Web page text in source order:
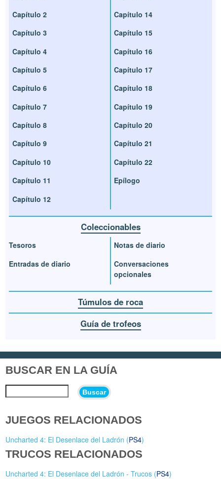
Capítulo 2
Capítulo 3
Capítulo 4
Capítulo 5
Capítulo 6
Capítulo 7
Capítulo 8
Capítulo 9
Capítulo 10
Capítulo 11
Capítulo 12
Capítulo 14
Capítulo 15
Capítulo 16
Capítulo 17
Capítulo 18
Capítulo 19
Capítulo 20
Capítulo 21
Capítulo 22
Epílogo
Coleccionables
Tesoros
Entradas de diario
Notas de diario
Conversaciones
opcionales
Túmulos de roca
Guía de trofeos
BUSCAR EN LA GUÍA
Buscar
JUEGOS RELACIONADOS
Uncharted 4: El Desenlace del Ladrón (PS4)
TRUCOS RELACIONADOS
Uncharted 4: El Desenlace del Ladrón - Trucos (PS4)